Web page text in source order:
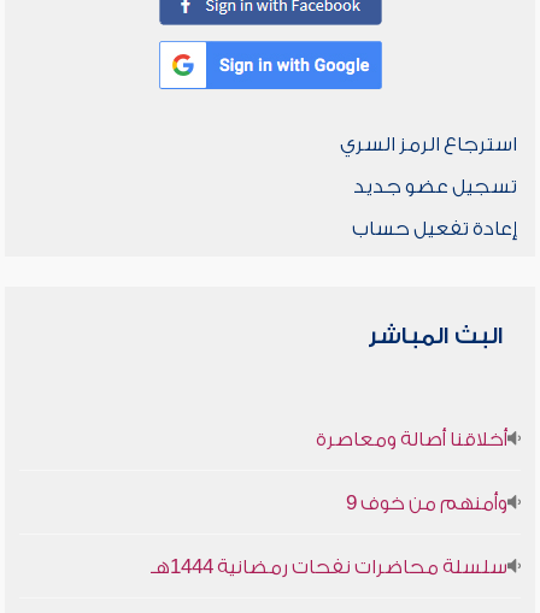
استرجاع الرمز السري
تسجيل عضو جديد
إعادة تفعيل حساب
البث المباشر
أخلاقنا أصالة ومعاصرة
وأمنهم من خوف 9
سلسلة محاضرات نفحات رمضانية 1444هـ